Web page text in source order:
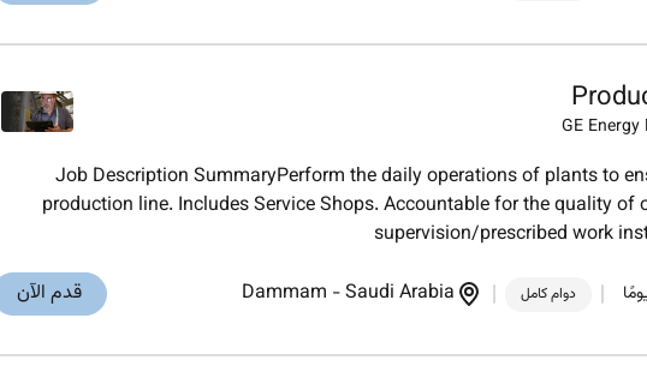
GE
Job Description SummaryPerform the daily operations of plants to
production line. Includes Service Shops. Accountable for the quality
supervision/prescribed work
دوام كامل Dammam -Saudi Arabia قدم الآن